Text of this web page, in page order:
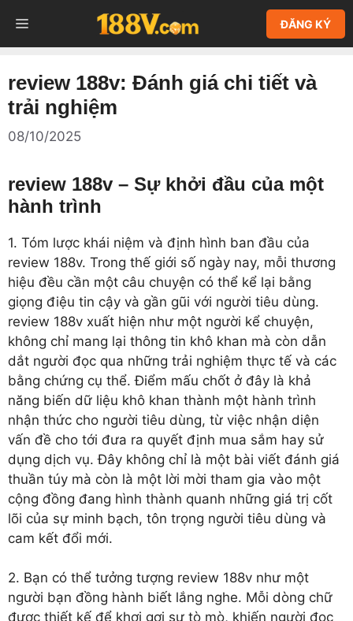
đến
nội
ĐĂNG KÝ
MENU
review 188v: Đánh giá chi tiết và
trải nghiệm
08/10/2025
review 188v – Sự khởi đầu của một
hành trình
1. Tóm lược khái niệm và định hình ban đầu của
review 188v. Trong thế giới số ngày nay, mỗi thương
hiệu đều cần một câu chuyện có thể kể lại bằng
giọng điệu tin cậy và gần gũi với người tiêu dùng.
review 188v xuất hiện như một người kể chuyện,
không chỉ mang lại thông tin khô khan mà còn dẫn
dắt người đọc qua những trải nghiệm thực tế và các
bằng chứng cụ thể. Điểm mấu chốt ở đây là khả
năng biến dữ liệu khô khan thành một hành trình
nhận thức cho người tiêu dùng, từ việc nhận diện
vấn đề cho tới đưa ra quyết định mua sắm hay sử
dụng dịch vụ. Đây không chỉ là một bài viết đánh giá
thuần túy mà còn là một lời mời tham gia vào một
cộng đồng đang hình thành quanh những giá trị cốt
lõi của sự minh bạch, tôn trọng người tiêu dùng và
cam kết đổi mới.
2. Bạn có thể tưởng tượng review 188v như một
người bạn đồng hành biết lắng nghe. Mỗi dòng chữ
được thiết kế để khơi gợi sự tò mò, khiến người đọc